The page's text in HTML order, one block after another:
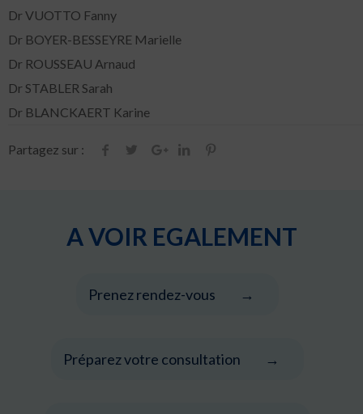
Dr VUOTTO Fanny
Dr BOYER-BESSEYRE Marielle
Dr ROUSSEAU Arnaud
Dr STABLER Sarah
Dr BLANCKAERT Karine
Partagez sur :
A VOIR EGALEMENT
Prenez rendez-vous
Préparez votre consultation